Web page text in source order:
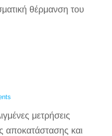
θέρμανση του
μετρήσεις
και